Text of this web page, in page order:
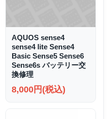
AQUOS sense4
sense4 lite Sense4
Basic Sense5 Sense6
Sense6s バッテリー交
換修理
8,000円(税込)